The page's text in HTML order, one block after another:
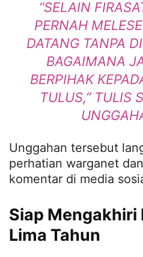
“SELAIN
PERNAH
DATANG TANPA
BAGAIMANA
BERPIHAK
TULUS,” TULIS
Unggahan tersebut
perhatian warganet
komentar di media
Siap Mengakhiri
Lima Tahun